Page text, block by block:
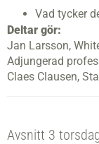
Vad tycker
Deltar gör:
Jan Larsson,
Adjungerad
Claes Clausen,
Avsnitt 3